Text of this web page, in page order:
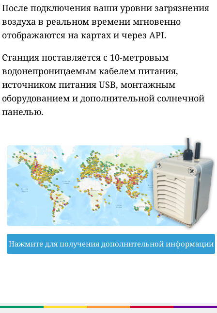
После подключения ваши уровни загрязнения
воздуха в реальном времени мгновенно
отображаются на картах и через API.
Станция поставляется с 10-метровым
водонепроницаемым кабелем питания,
источником питания USB, монтажным
оборудованием и дополнительной солнечной
панелью.
Нажмите для получения дополнительной информации